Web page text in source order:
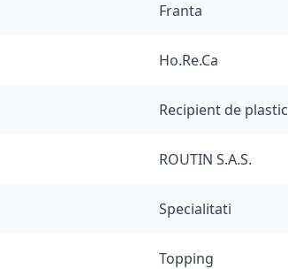
Franta
Ho.Re.Ca
Recipient de plastic
ROUTIN S.A.S.
Specialitati
Topping